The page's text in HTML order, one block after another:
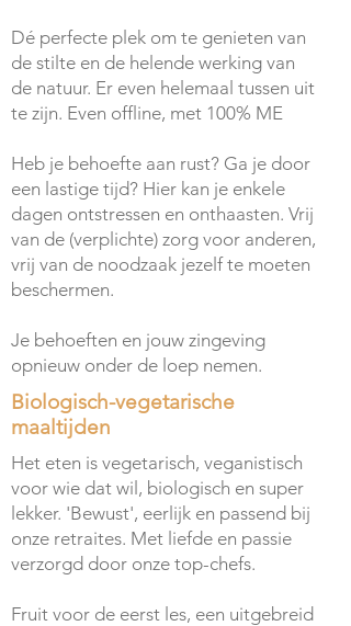
Dé perfecte plek om te genieten van
de stilte en de helende werking van
de natuur. Er even helemaal tussen uit
te zijn. Even offline, met 100% ME
Heb je behoefte aan rust? Ga je door
een lastige tijd? Hier kan je enkele
dagen ontstressen en onthaasten. Vrij
van de (verplichte) zorg voor anderen,
vrij van de noodzaak jezelf te moeten
beschermen.
Je behoeften en jouw zingeving
opnieuw onder de loep nemen.
Biologisch-vegetarische
maaltijden
Het eten is vegetarisch, veganistisch
voor wie dat wil, biologisch en super
lekker. 'Bewust', eerlijk en passend bij
onze retraites. Met liefde en passie
verzorgd door onze top-chefs.
Fruit voor de eerst les, een uitgebreid